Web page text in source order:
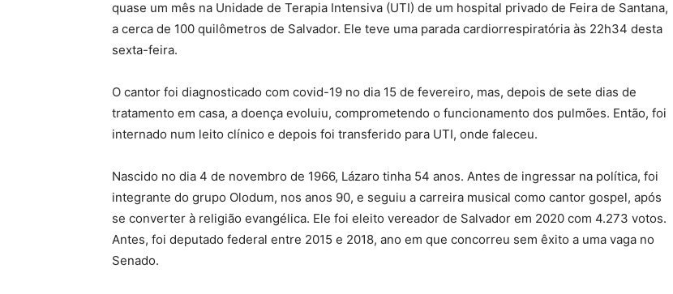
quase um mês na Unidade de Terapia Intensiva (UTI) de um hospital privado de Feira de Santana,
a cerca de 100 quilômetros de Salvador. Ele teve uma parada cardiorrespiratória às 22h34 desta
sexta-feira.
O cantor foi diagnosticado com covid-19 no dia 15 de fevereiro, mas, depois de sete dias de
tratamento em casa, a doença evoluiu, comprometendo o funcionamento dos pulmões. Então, foi
internado num leito clínico e depois foi transferido para UTI, onde faleceu.
Nascido no dia 4 de novembro de 1966, Lázaro tinha 54 anos. Antes de ingressar na política, foi
integrante do grupo Olodum, nos anos 90, e seguiu a carreira musical como cantor gospel, após
se converter à religião evangélica. Ele foi eleito vereador de Salvador em 2020 com 4.273 votos.
Antes, foi deputado federal entre 2015 e 2018, ano em que concorreu sem êxito a uma vaga no
Senado.